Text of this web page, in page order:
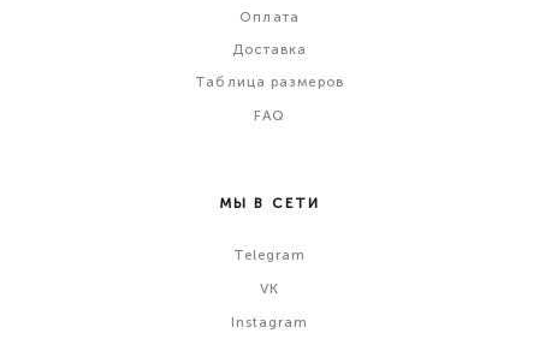
Оплата
Доставка
Таблица размеров
FAQ
МЫ В СЕТИ
Telegram
VK
Instagram